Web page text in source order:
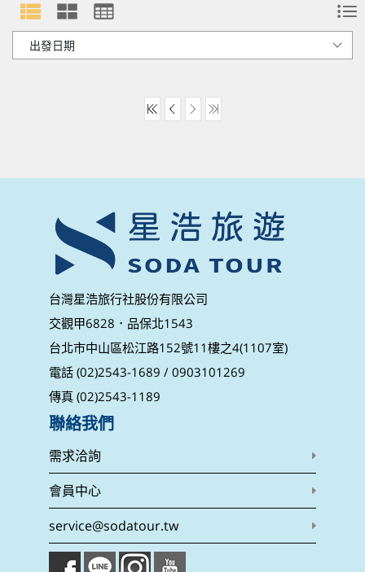
台灣星浩旅行社股份有限公司
交觀甲6828．品保北1543
台北市中山區松江路152號11樓之4(1107室)
電話 (02)2543-1689 / 0903101269
傳真 (02)2543-1189
聯絡我們
需求洽詢
會員中心
service@sodatour.tw